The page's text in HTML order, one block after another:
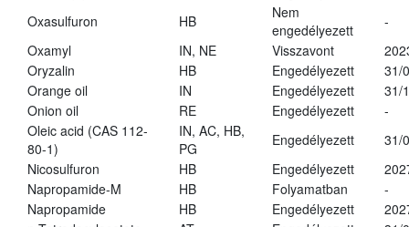
Oxasulfuron
HB
Nem
engedélyezett
-
Oxamyl
IN, NE Visszavont
Oryzalin
HB Engedélyezett
31/
Orange oil
IN Engedélyezett
31/
Onion oil
RE Engedélyezett
-
Oleic acid (CAS 112-
80-1)
IN, AC, HB,
PG
Engedélyezett
31/
Nicosulfuron
HB Engedélyezett
Napropamide-M
HB Folyamatban
-
Napropamide
HB Engedélyezett